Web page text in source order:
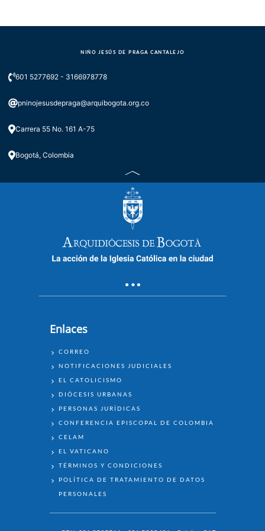
NIÑO JESÚS DE PRAGA CANTALEJO
601 5277692 - 3166978778
pninojesusdepraga@arquibogota.org.co
Carrera 55 No. 161 A-75
Bogotá, Colombia
Enlaces
ENLACES
CORREO
NOTIFICACIONES JUDICIALES
EL CATOLICISMO
DIÓCESIS URBANAS
PERSONAS JURÍDICAS
CONFERENCIA EPISCOPAL DE COLOMBIA
CELAM
EL VATICANO
TÉRMINOS Y CONDICIONES
POLÍTICA DE TRATAMIENTO DE DATOS
PERSONALES